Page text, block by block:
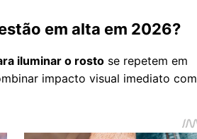
em alta em 2026?
iluminar o rosto se repetem em
impacto visual imediato com